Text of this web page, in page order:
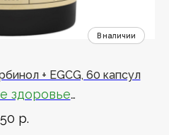
+ EGCG, 60 капсул
здоровье
баланса
р.